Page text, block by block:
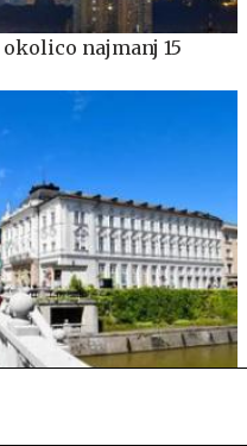
najmanj 15
še ena kamnita krogla